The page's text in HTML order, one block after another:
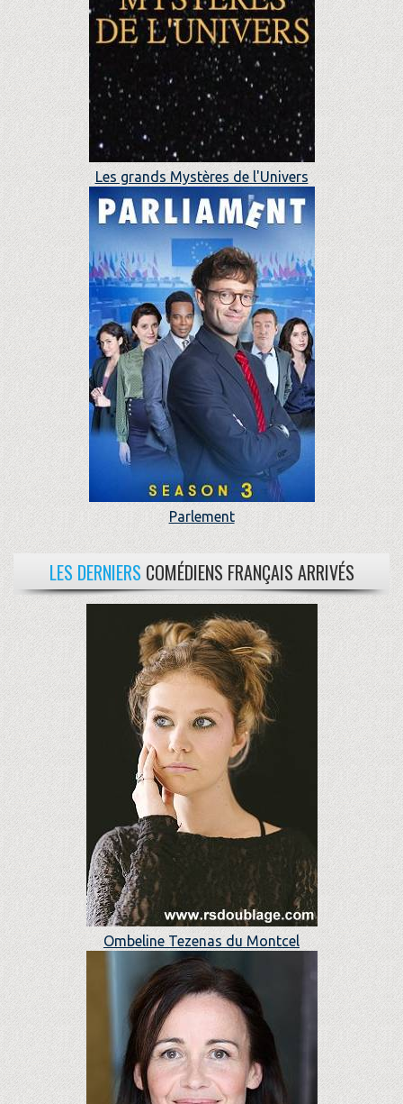
Les grands Mystères de l'Univers
Parlement
LES DERNIERS COMÉDIENS FRANÇAIS ARRIVÉS
Ombeline Tezenas du Montcel